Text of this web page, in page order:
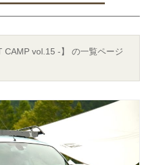
CAMP vol.15 -】 の一覧ページ